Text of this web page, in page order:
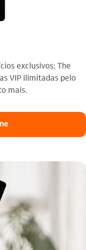
exclusivos: The
VIP ilimitadas pelo
mais.